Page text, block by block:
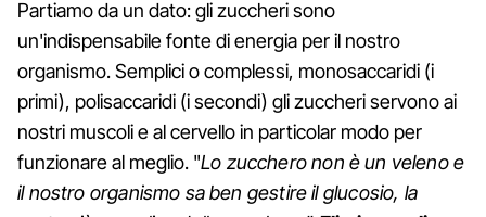
Partiamo da un dato: gli zuccheri sono
un'indispensabile fonte di energia per il nostro
organismo. Semplici o complessi, monosaccaridi (i
primi), polisaccaridi (i secondi) gli zuccheri servono ai
nostri muscoli e al cervello in particolar modo per
funzionare al meglio. "Lo zucchero non è un veleno e
il nostro organismo sa ben gestire il glucosio, la